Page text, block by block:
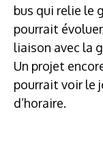
bus qui relie le
pourrait
liaison avec la
Un projet
pourrait voir le
d’horaire.